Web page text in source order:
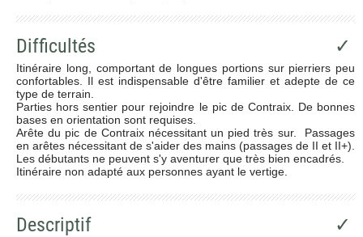
Difficultés ✓
Itinéraire long, comportant de longues portions sur pierriers peu
confortables. Il est indispensable d'être familier et adepte de ce
type de terrain.
Parties hors sentier pour rejoindre le pic de Contraix. De bonnes
bases en orientation sont requises.
Arête du pic de Contraix nécessitant un pied très sur. Passages
en arêtes nécessitant de s'aider des mains (passages de II et II+).
Les débutants ne peuvent s'y aventurer que très bien encadrés.
Itinéraire non adapté aux personnes ayant le vertige.
Descriptif ✓